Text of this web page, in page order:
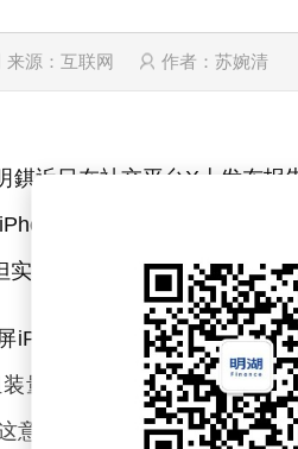
来源：互联网 作者：苏婉清
錤近日在社交平台X上发布
Ultra”的设备，预计
际预购和销售时间将延后至
iPhone的制造工艺复杂度远
量将控制在700万至800万
意味着产品上市初期将出现严